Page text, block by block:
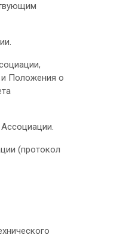
Положения о
(протокол